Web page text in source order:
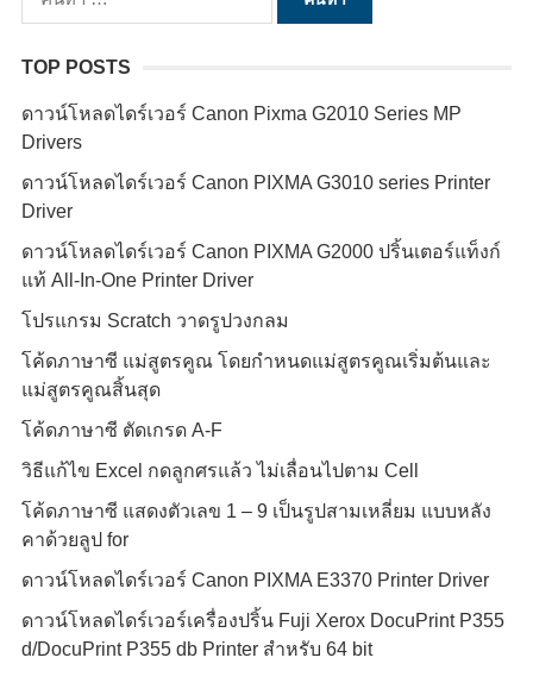
น
สำ
ห
รั
บ
:
TOP POSTS
ดาวน์โหลดไดร์เวอร์ Canon Pixma G2010 Series MP
Drivers
ดาวน์โหลดไดร์เวอร์ Canon PIXMA G3010 series Printer
Driver
ดาวน์โหลดไดร์เวอร์ Canon PIXMA G2000 ปริ้นเตอร์แท็งก์
แท้ All-In-One Printer Driver
โปรแกรม Scratch วาดรูปวงกลม
โค้ดภาษาซี แม่สูตรคูณ โดยกำหนดแม่สูตรคูณเริ่มต้นและ
แม่สูตรคูณสิ้นสุด
โค้ดภาษาซี ตัดเกรด A-F
วิธีแก้ไข Excel กดลูกศรแล้ว ไม่เลื่อนไปตาม Cell
โค้ดภาษาซี แสดงตัวเลข 1 – 9 เป็นรูปสามเหลี่ยม แบบหลัง
คาด้วยลูป for
ดาวน์โหลดไดร์เวอร์ Canon PIXMA E3370 Printer Driver
ดาวน์โหลดไดร์เวอร์เครื่องปริ้น Fuji Xerox DocuPrint P355
d/DocuPrint P355 db Printer สำหรับ 64 bit